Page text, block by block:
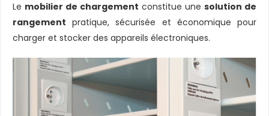
Le mobilier de chargement constitue une solution de
rangement pratique, sécurisée et économique pour
charger et stocker des appareils électroniques.